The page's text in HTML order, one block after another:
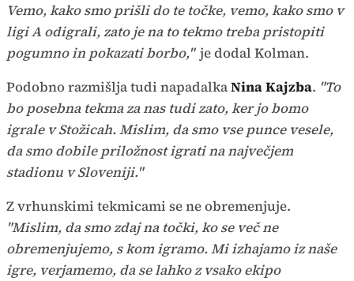
Vemo, kako smo prišli do te točke, vemo, kako smo v
ligi A odigrali, zato je na to tekmo treba pristopiti
pogumno in pokazati borbo," je dodal Kolman.
Podobno razmišlja tudi napadalkaNina Kajzba. "To
bo posebna tekma za nas tudi zato, ker jo bomo
igrale v Stožicah. Mislim, da smo vse punce vesele,
da smo dobile priložnost igrati na največjem
stadionu v Sloveniji."
Z vrhunskimi tekmicami se ne obremenjuje.
"Mislim, da smo zdaj na točki, ko se več ne
obremenjujemo, s kom igramo. Mi izhajamo iz naše
igre, verjamemo, da se lahko z vsako ekipo